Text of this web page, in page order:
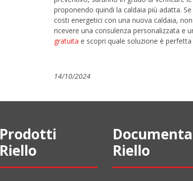
proponendo quindi la caldaia più adatta.
costi energetici con una nuova caldaia,
ricevere una consulenza personalizzata e
gratuita e scopri quale soluzione è perfetta
14/10/2024
Prodotti
Riello
Riello